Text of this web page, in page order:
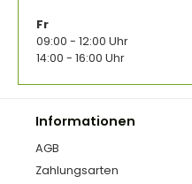
Fr
09:00 - 12:00 Uhr
14:00 - 16:00 Uhr
Informationen
AGB
Zahlungsarten